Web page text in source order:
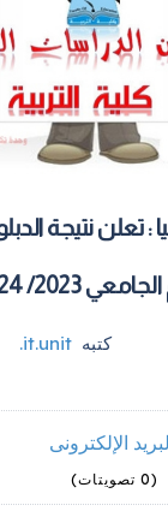
: تعلن نتيجة
2023/ 2024
كتبهit.unit
.
الإلكترونى
1
2
3
4
5 (0 تصويتات)